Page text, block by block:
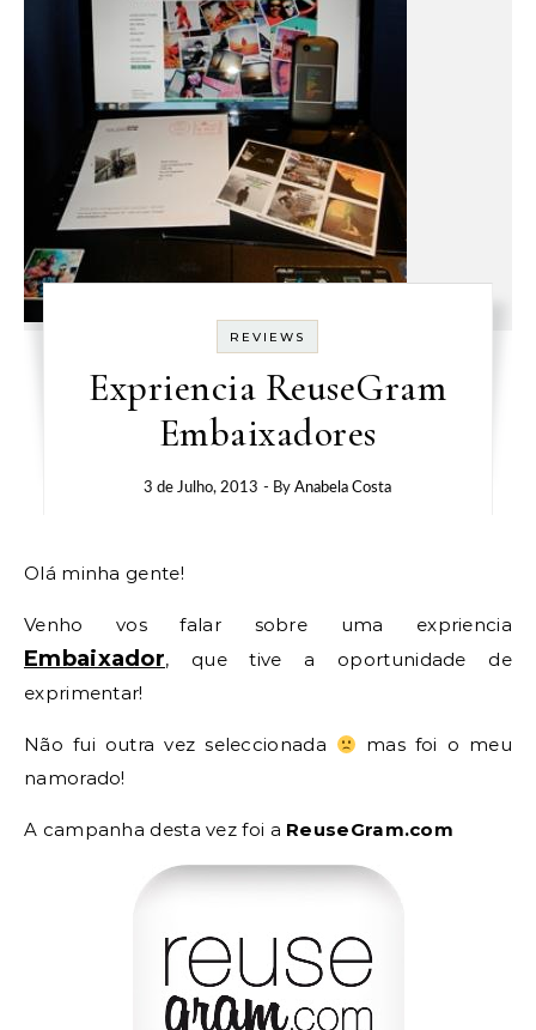
REVIEWS
Expriencia ReuseGram
Embaixadores
3 de Julho, 2013 - ByAnabela Costa
Olá minha gente!
Venho vos falar sobre uma expriencia
Embaixador, que tive a oportunidade de
exprimentar!
Não fui outra vez seleccionada
mas foi o meu
namorado!
A campanha desta vez foi a ReuseGram.com